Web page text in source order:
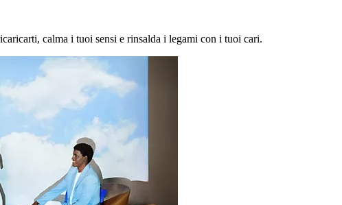
calma i tuoi sensi e rinsalda i legami con i tuoi cari.